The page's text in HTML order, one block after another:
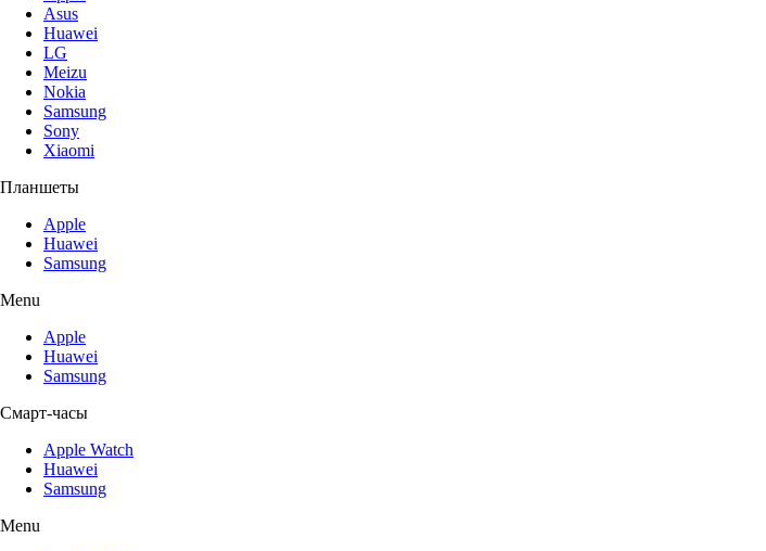
Asus
Huawei
LG
Meizu
Nokia
Samsung
Sony
Xiaomi
Планшеты
Apple
Huawei
Samsung
Menu
Apple
Huawei
Samsung
Смарт-часы
Apple Watch
Huawei
Samsung
Menu